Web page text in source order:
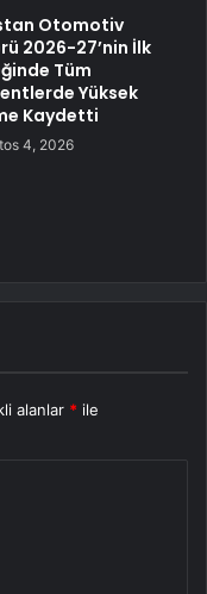
Otomotiv
2026-27’nin İlk
Tüm
Yüksek
Kaydetti
4, 2026
alanlar * ile